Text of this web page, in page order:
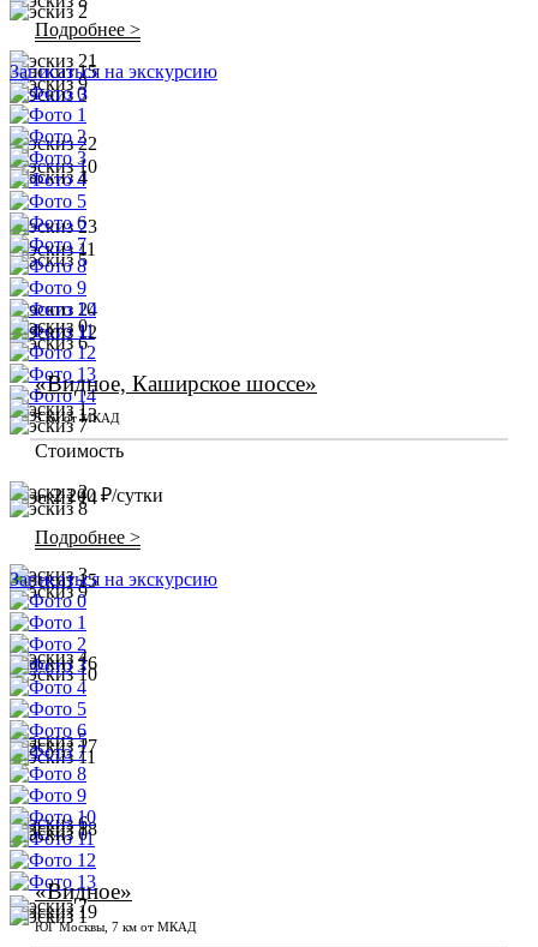
Подробнее >
Записаться на экскурсию
«Видное, Каширское шоссе»
5 км от МКАД
Стоимость
от2 200 ₽/сутки
Подробнее >
Записаться на экскурсию
«Видное»
ЮГ Москвы, 7 км от МКАД